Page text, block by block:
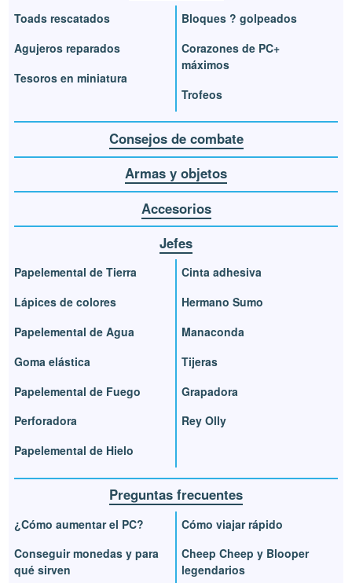
Toads rescatados
Agujeros reparados
Tesoros en miniatura
Bloques ? golpeados
Corazones de PC+
máximos
Trofeos
Consejos de combate
Armas y objetos
Accesorios
Jefes
Papelemental de Tierra
Lápices de colores
Papelemental de Agua
Goma elástica
Papelemental de Fuego
Perforadora
Papelemental de Hielo
Cinta adhesiva
Hermano Sumo
Manaconda
Tijeras
Grapadora
Rey Olly
Preguntas frecuentes
¿Cómo aumentar el PC?
Conseguir monedas y para
qué sirven
Cómo viajar rápido
Cheep Cheep y Blooper
legendarios